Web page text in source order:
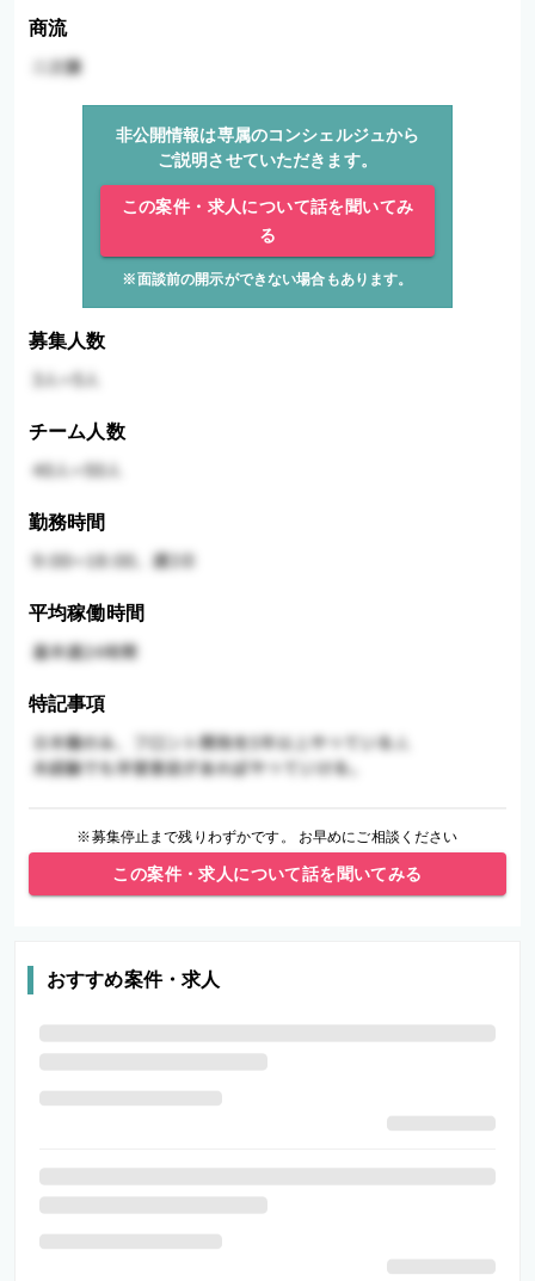
商流
非公開情報は専属のコンシェルジュから
ご説明させていただきます。
この案件・求人について話を聞いてみ
る
※面談前の開示ができない場合もあります。
募集人数
チーム人数
勤務時間
平均稼働時間
特記事項
※募集停止まで残りわずかです。 お早めにご相談ください
この案件・求人について話を聞いてみる
おすすめ案件・求人